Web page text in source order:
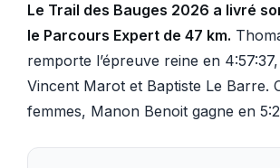
Le Trail des Bauges 2026 a livré
le Parcours Expert de 47 km.
remporte l’épreuve reine en
Vincent Marot et Baptiste Le Barre.
femmes, Manon Benoit gagne en